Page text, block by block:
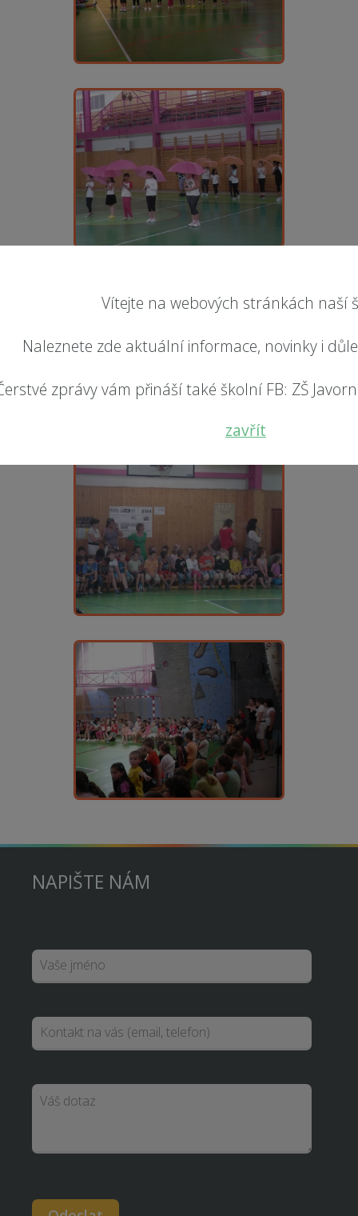
Vítejte na webových stránkách naší
Naleznete zde aktuální informace, novinky i
zprávy vám přináší také školní FB: ZŠ
zavřít
NAPIŠTE NÁM